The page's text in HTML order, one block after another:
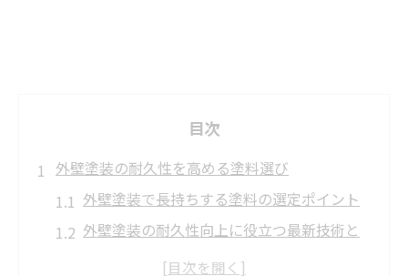
目次
外壁塗装の耐久性を高める塗料選び
外壁塗装で長持ちする塗料の選定ポイント
外壁塗装の耐久性向上に役立つ最新技術と